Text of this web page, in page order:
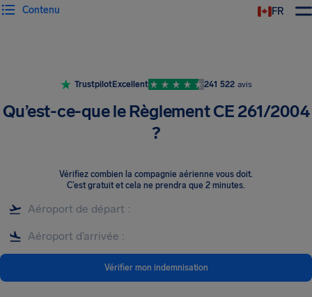
FR
Contenu
TrustpilotExcellent 241 522 avis
Qu’est-ce-que le Règlement CE 261/2004
?
Vérifiez combien la compagnie aérienne vous doit.
C’est gratuit et cela ne prendra que 2 minutes.
Vérifier mon indemnisation